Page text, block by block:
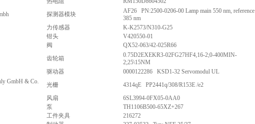
探测器模块
AF26 PN:2500-0206-00 Lamp main 550 nm, reference
385 nm
力传感器
K-K2573/N310-G25
钳头
V420550-01
阀
QX52-063/42-025R66
齿轮箱
0.75D2EXEKR3-02FG27HF4,16-2;0-400MIN-
2;25\15NM
驱动器
0000122286 KSD1-32 Servomodul UL
GmbH & Co.
光栅
4314qE PP2441q/308/R153E /e2
风扇
6SL3994-0FX05-0AA0
泵
TH1106B500-65XZ+267
工件夹具
216272